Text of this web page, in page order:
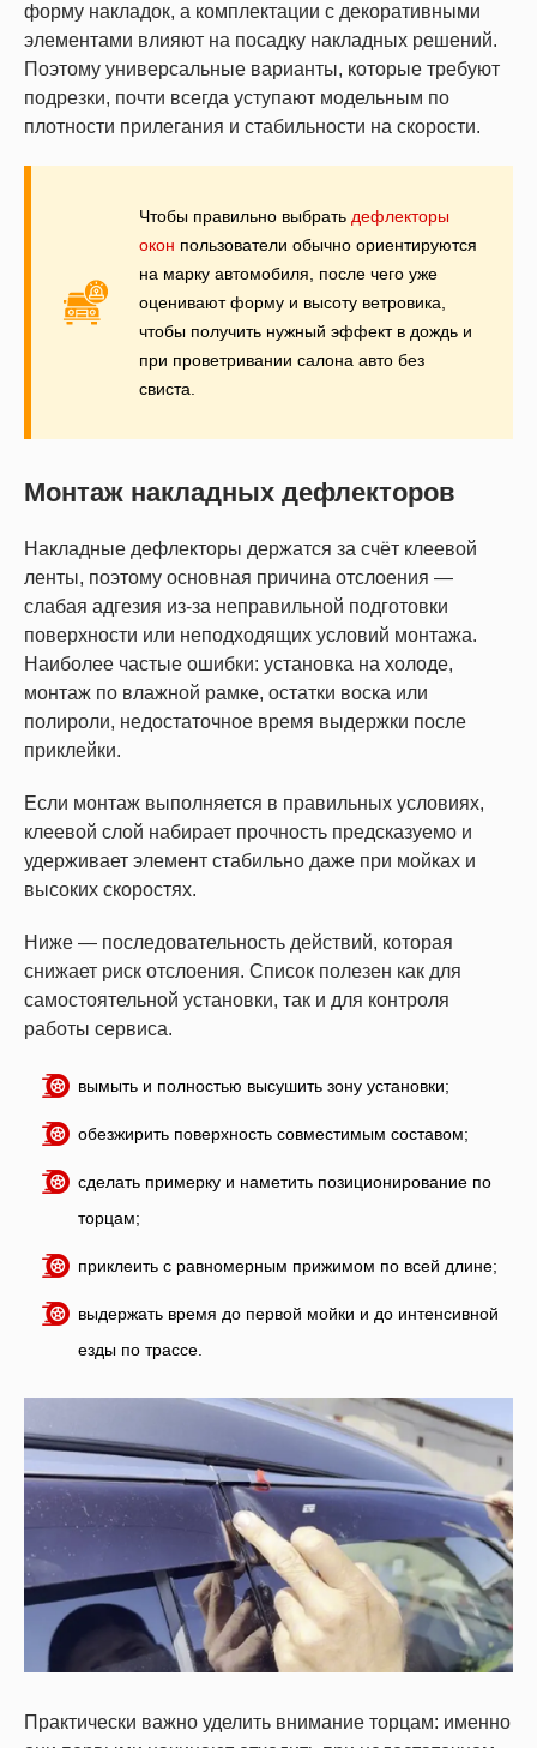
форму накладок, а комплектации с декоративными
элементами влияют на посадку накладных решений.
Поэтому универсальные варианты, которые требуют
подрезки, почти всегда уступают модельным по
плотности прилегания и стабильности на скорости.
Чтобы правильно выбрать дефлекторы
окон пользователи обычно ориентируются
на марку автомобиля, после чего уже
оценивают форму и высоту ветровика,
чтобы получить нужный эффект в дождь и
при проветривании салона авто без
свиста.
Монтаж накладных дефлекторов
Накладные дефлекторы держатся за счёт клеевой
ленты, поэтому основная причина отслоения —
слабая адгезия из-за неправильной подготовки
поверхности или неподходящих условий монтажа.
Наиболее частые ошибки: установка на холоде,
монтаж по влажной рамке, остатки воска или
полироли, недостаточное время выдержки после
приклейки.
Если монтаж выполняется в правильных условиях,
клеевой слой набирает прочность предсказуемо и
удерживает элемент стабильно даже при мойках и
высоких скоростях.
Ниже — последовательность действий, которая
снижает риск отслоения. Список полезен как для
самостоятельной установки, так и для контроля
работы сервиса.
вымыть и полностью высушить зону установки;
обезжирить поверхность совместимым составом;
сделать примерку и наметить позиционирование по
торцам;
приклеить с равномерным прижимом по всей длине;
выдержать время до первой мойки и до интенсивной
езды по трассе.
Практически важно уделить внимание торцам: именно